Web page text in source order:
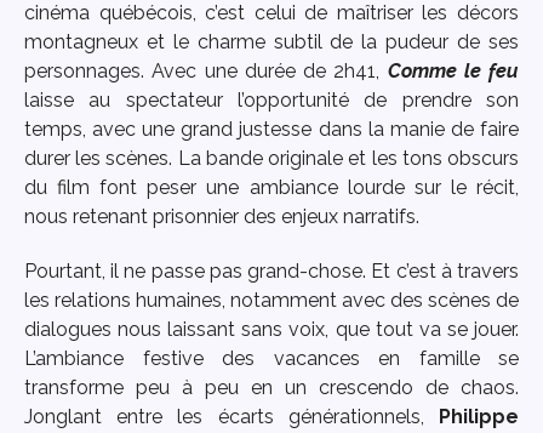
cinéma québécois, c’est celui de maîtriser les décors
montagneux et le charme subtil de la pudeur de ses
personnages. Avec une durée de 2h41, Comme le feu
laisse au spectateur l’opportunité de prendre son
temps, avec une grand justesse dans la manie de faire
durer les scènes. La bande originale et les tons obscurs
du film font peser une ambiance lourde sur le récit,
nous retenant prisonnier des enjeux narratifs.
Pourtant, il ne passe pas grand-chose. Et c’est à travers
les relations humaines, notamment avec des scènes de
dialogues nous laissant sans voix, que tout va se jouer.
L’ambiance festive des vacances en famille se
transforme peu à peu en un crescendo de chaos.
Jonglant entre les écarts générationnels,
Philippe